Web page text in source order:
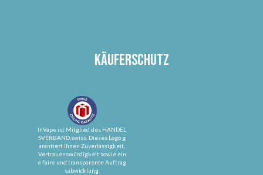
Käuferschutz
InVape ist Mitglied des HANDEL
SVERBAND.swiss. Dieses Logo g
arantiert Ihnen Zuverlässigkeit,
Vertrauenswürdigkeit sowie ein
e faire und transparente Auftrag
sabwicklung.